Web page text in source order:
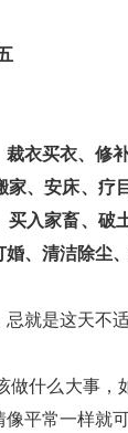
衣买衣、修
、安床、
入家畜、破
婚、清洁除尘
就是这天不
做什么大事
平常一样就可